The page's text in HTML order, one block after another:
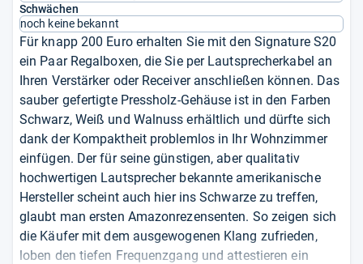
Schwächen
noch keine bekannt
Für knapp 200 Euro erhalten Sie mit den Signature S20
ein Paar Regalboxen, die Sie per Lautsprecherkabel an
Ihren Verstärker oder Receiver anschließen können. Das
sauber gefertigte Pressholz-Gehäuse ist in den Farben
Schwarz, Weiß und Walnuss erhältlich und dürfte sich
dank der Kompaktheit problemlos in Ihr Wohnzimmer
einfügen. Der für seine günstigen, aber qualitativ
hochwertigen Lautsprecher bekannte amerikanische
Hersteller scheint auch hier ins Schwarze zu treffen,
glaubt man ersten Amazonrezensenten. So zeigen sich
die Käufer mit dem ausgewogenen Klang zufrieden,
loben den tiefen Frequenzgang und attestieren ein